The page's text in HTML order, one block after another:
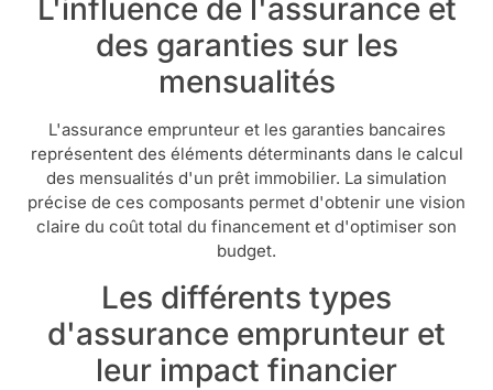
L'influence de l'assurance et
des garanties sur les
mensualités
L'assurance emprunteur et les garanties bancaires
représentent des éléments déterminants dans le calcul
des mensualités d'un prêt immobilier. La simulation
précise de ces composants permet d'obtenir une vision
claire du coût total du financement et d'optimiser son
budget.
Les différents types
d'assurance emprunteur et
leur impact financier